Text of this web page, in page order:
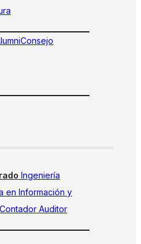
Consejo
Ingeniería
en Información y
Contador Auditor